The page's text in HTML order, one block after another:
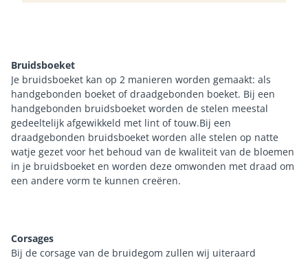
Bruidsboeket
Je bruidsboeket kan op 2 manieren worden gemaakt: als
handgebonden boeket of draadgebonden boeket. Bij een
handgebonden bruidsboeket worden de stelen meestal
gedeeltelijk afgewikkeld met lint of touw.Bij een
draadgebonden bruidsboeket worden alle stelen op natte
watje gezet voor het behoud van de kwaliteit van de bloemen
in je bruidsboeket en worden deze omwonden met draad om
een andere vorm te kunnen creëren.
Corsages
Bij de corsage van de bruidegom zullen wij uiteraard